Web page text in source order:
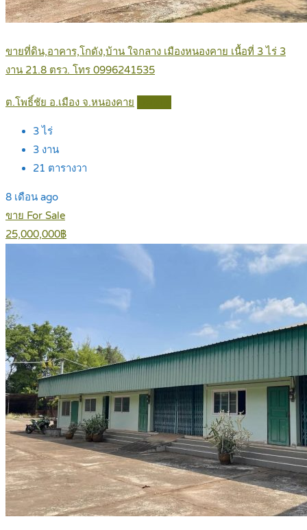
ขายที่ดิน,อาคาร,โกดัง,บ้าน ใจกลาง เมืองหนองคาย เนื้อที่ 3 ไร่ 3
งาน 21.8 ตรว. โทร 0996241535
ต.โพธิ์ชัย อ.เมือง จ.หนองคาย
3ไร่
3 งาน
21 ตารางวา
8 เดือน ago
ขาย For Sale
25,000,000฿